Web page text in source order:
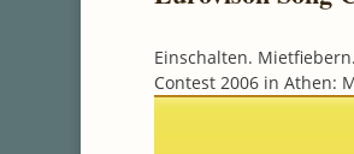
Einschalten.
Contest 2006 in Athen: